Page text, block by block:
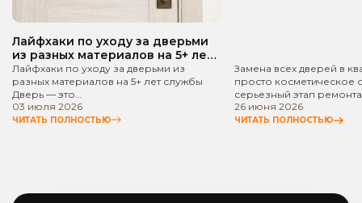
Лайфхаки по уходу за дверьми
из разных материалов на 5+ лет
службы
Лайфхаки по уходу за дверьми из
разных материалов на 5+ лет службы
Дверь — это…
03 июля 2026
ЧИТАТЬ ПОЛНОСТЬЮ
Замена всех дверей в
просто косметическое
серьезный этап
26 июня 2026
ЧИТАТЬ ПОЛНОСТЬЮ